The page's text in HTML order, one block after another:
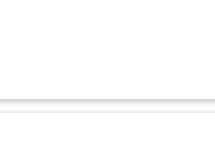
Compatibles avec les visseuses placo
fiable et finition propre Montage rapide
Diametre 3,5 mm Type Vis en bande